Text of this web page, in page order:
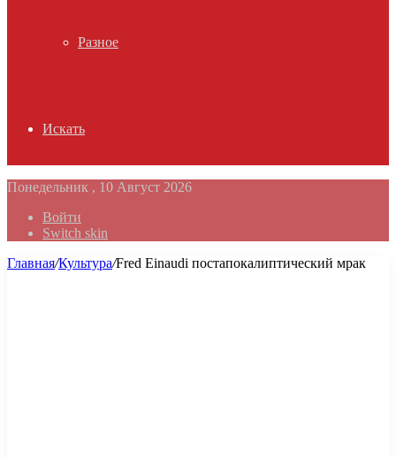
Разное
Искать
Понедельник , 10 Август 2026
Войти
Switch skin
Главная/Культура/Fred Einaudi постапокалиптический мрак